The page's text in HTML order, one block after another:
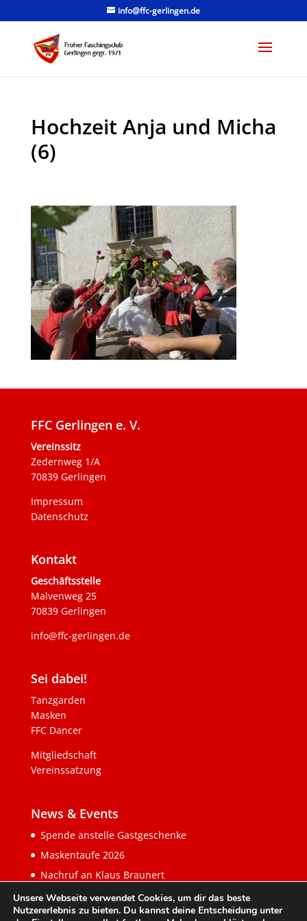
info@ffc-gerlingen.de
Hochzeit Anja und Micha
(6)
FFC Gerlingen e. V.
Vereinssitz
Zedernweg 1/A
70839 Gerlingen
Impressum
Datenschutz
Kontakt
Geschäftsstelle
Malvenweg 25
70839 Gerlingen
info@ffc-gerlingen.de
Sei dabei!
Tanzgarden
Masken
FFC Dancer
Mitgliedschaft
Vereinssatzung
News & Events
Spende anstelle Gastgeschenke
Maskentaufe 2026
Nachruf an Klaus Braunert
Unsere Webseite verwendet Cookies, um dir das beste
Nutzererlebnis zu bieten. Du kannst deine Entscheidung unter